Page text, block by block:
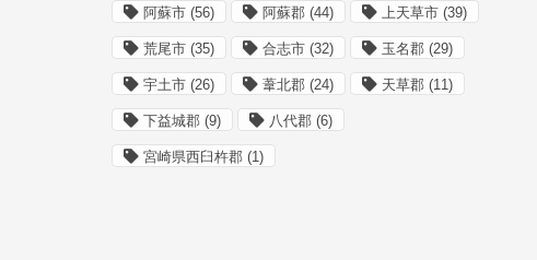
阿蘇市 (56) 阿蘇郡 (44) 上天草市 (39)
荒尾市 (35) 合志市 (32) 玉名郡 (29)
宇土市 (26) 葦北郡 (24) 天草郡 (11)
下益城郡 (9) 八代郡 (6)
宮崎県西臼杵郡 (1)